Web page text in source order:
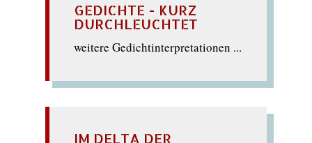
GEDICHTE - KURZ
DURCHLEUCHTET
weitere Gedichtinterpretationen ...
IM DELTA DER